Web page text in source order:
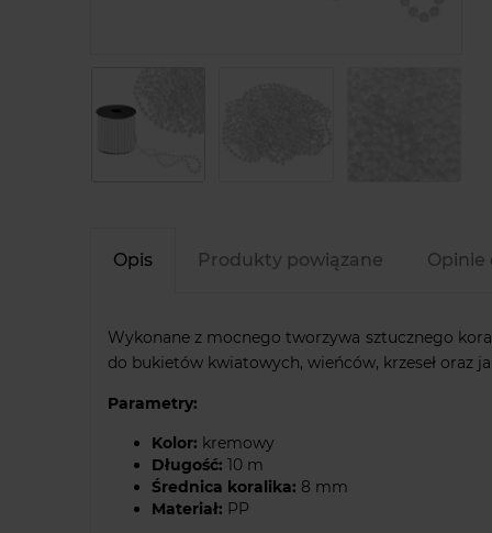
Opis Produkty powiązane Opinie
Wykonane z mocnego tworzywa sztucznego
do bukietów kwiatowych, wieńców, krzeseł oraz
Parametry:
Kolor: kremowy
Długość: 10 m
Średnica koralika: 8 mm
Materiał: PP